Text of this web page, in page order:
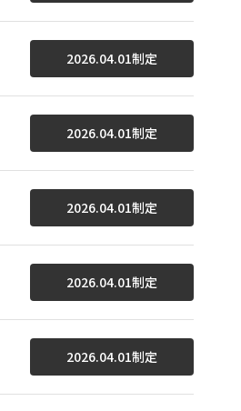
2026.04.01制定
2026.04.01制定
2026.04.01制定
2026.04.01制定
2026.04.01制定